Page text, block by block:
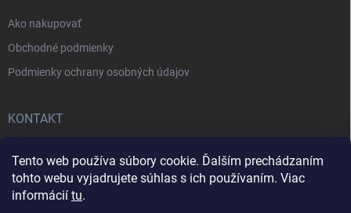
Tento web používa súbory cookie. Ďalším prechádzaním
tohto webu vyjadrujete súhlas s ich používaním. Viac
informácií tu.
Ako nakupovať
Obchodné podmienky
Podmienky ochrany osobných údajov
KONTAKT
+421902787857